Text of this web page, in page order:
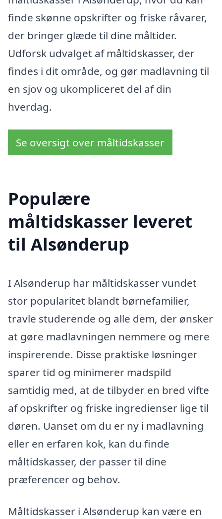
finde skønne opskrifter og friske råvarer,
der bringer glæde til dine måltider.
Udforsk udvalget af måltidskasser, der
findes i dit område, og gør madlavning til
en sjov og ukompliceret del af din
hverdag.
Se oversigt over måltidskasser
Populære
måltidskasser leveret
til Alsønderup
I Alsønderup har måltidskasser vundet
stor popularitet blandt børnefamilier,
travle studerende og alle dem, der ønsker
at gøre madlavningen nemmere og mere
inspirerende. Disse praktiske løsninger
sparer tid og minimerer madspild
samtidig med, at de tilbyder en bred vifte
af opskrifter og friske ingredienser lige til
døren. Uanset om du er ny i madlavning
eller en erfaren kok, kan du finde
måltidskasser, der passer til dine
præferencer og behov.
Måltidskasser i Alsønderup kan være en